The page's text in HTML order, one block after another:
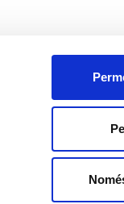
de cookies
©️ Comissió
Fundació Gala-